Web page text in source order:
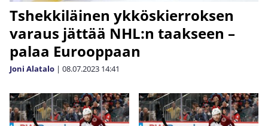
Tshekkiläinen ykköskierroksen
varaus jättää NHL:n taakseen –
palaa Eurooppaan
Joni Alatalo | 08.07.2023 14:41